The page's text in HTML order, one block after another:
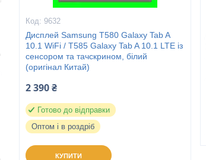
9632
Дисплей Samsung T580 Galaxy Tab A
10.1 WiFi / T585 Galaxy Tab A 10.1 LTE із
сенсором та тачскрином, білий
(оригінал Китай)
2 390 ₴
Готово до відправки
Оптом і в роздріб
КУПИТИ